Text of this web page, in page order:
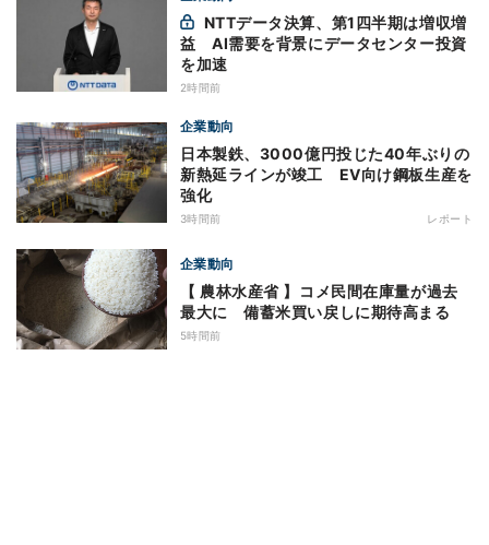
益 AI需要を背景にデータセンター投資
を加速
2時間前
企業動向
日本製鉄、3000億円投じた40年ぶりの
新熱延ラインが竣工 EV向け鋼板生産を
強化
3時間前 レポート
企業動向
【 農林水産省 】コメ民間在庫量が過去
最大に 備蓄米買い戻しに期待高まる
5時間前